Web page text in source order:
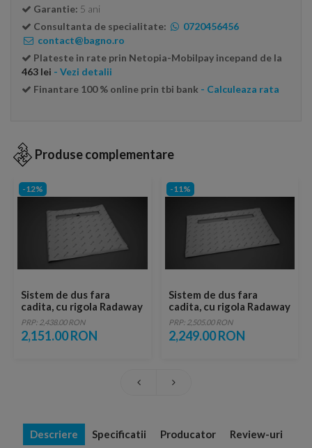
Garantie: 5 ani
Consultanta de specialitate:
0720456456
contact@bagno.ro
Plateste in rate prin Netopia-Mobilpay incepand de la
463 lei - Vezi detalii
Finantare 100 % online prin tbi bank - Calculeaza rata
Produse complementare
-12%
Sistem de dus fara
cadita, cu rigola Radaway
RadaDrain 120 x 120 cm
PRP: 2,438.00 RON
2,151.00 RON
-11%
Sistem de dus fara
cadita, cu rigola Radaway
RadaDrain pe marginea
lunga 120 x 80 cm
PRP: 2,505.00 RON
2,249.00 RON
Descriere Specificatii Producator Review-uri